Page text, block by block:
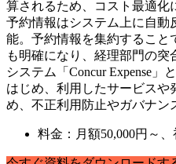
算されるため、コスト最適化
予約情報はシステム上に自動
能。予約情報を集約すること
も明確になり、経理部門の
システム「Concur Expense」
はじめ、利用したサービスや
め、不正利用防止やガバナン
料金：月額50,000円～